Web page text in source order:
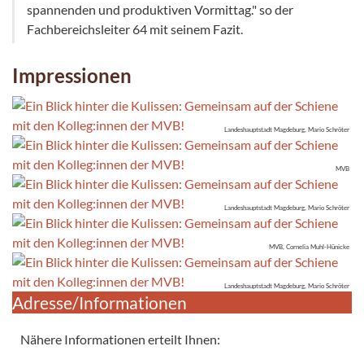
spannenden und produktiven Vormittag." so der
Fachbereichsleiter 64 mit seinem Fazit.
Impressionen
Landeshauptstadt Magdeburg, Mario Schröter
MVB
Landeshauptstadt Magdeburg, Mario Schröter
MVB, Cornelia Muhl-Hünicke
Landeshauptstadt Magdeburg, Mario Schröter
Adresse/Informationen
Nähere Informationen erteilt Ihnen: